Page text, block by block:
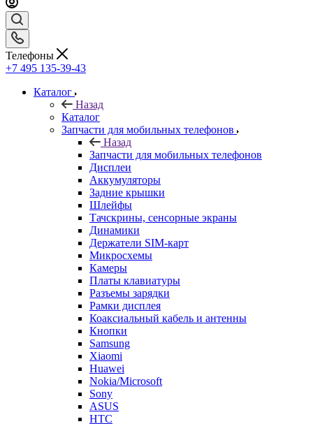
Телефоны
+7 495 135-39-43
Каталог
Назад
Каталог
Запчасти для мобильных телефонов
Назад
Запчасти для мобильных телефонов
Дисплеи
Аккумуляторы
Задние крышки
Шлейфы
Тачскрины, сенсорные экраны
Динамики
Держатели SIM-карт
Микросхемы
Камеры
Платы клавиатуры
Разъемы зарядки
Рамки дисплея
Коаксиальный кабель и антенны
Кнопки
Samsung
Xiaomi
Huawei
Nokia/Microsoft
Sony
ASUS
HTC